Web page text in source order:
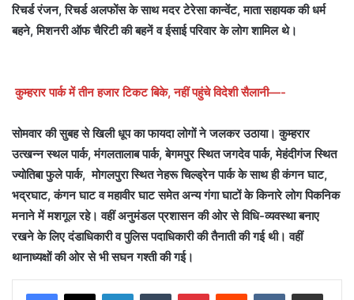
रिचर्ड रंजन, रिचर्ड अलफोंस के साथ मदर टेरेसा कान्वेंट, माता सहायक की धर्म
बहने, मिशनरी ऑफ चैरिटी की बहनें व ईसाई परिवार के लोग शामिल थे।
कुम्हरार पार्क में तीन हजार टिकट बिके, नहीं पहुंचे विदेशी सैलानी—-
सोमवार की सुबह से खिली धूप का फायदा लोगों ने जलकर उठाया। कुम्हरार
उत्खन्न स्थल पार्क, मंगलतालाब पार्क, बेगमपुर स्थित जगदेव पार्क, मेहंदीगंज स्थित
ज्योतिबा फुले पार्क, मोगलपुरा स्थित नेहरू चिल्ड्रेन पार्क के साथ ही कंगन घाट,
भद्रघाट, कंगन घाट व महावीर घाट समेत अन्य गंगा घाटों के किनारे लोग पिकनिक
मनाने में मशगूल रहे। वहीं अनुमंडल प्रशासन की ओर से विधि-व्यवस्था बनाए
रखने के लिए दंडाधिकारी व पुलिस पदाधिकारी की तैनाती की गई थी। वहीं
थानाध्यक्षों की ओर से भी सघन गश्ती की गई।
LinkedInTumblr PinterestReddit VKontakteShare via Email